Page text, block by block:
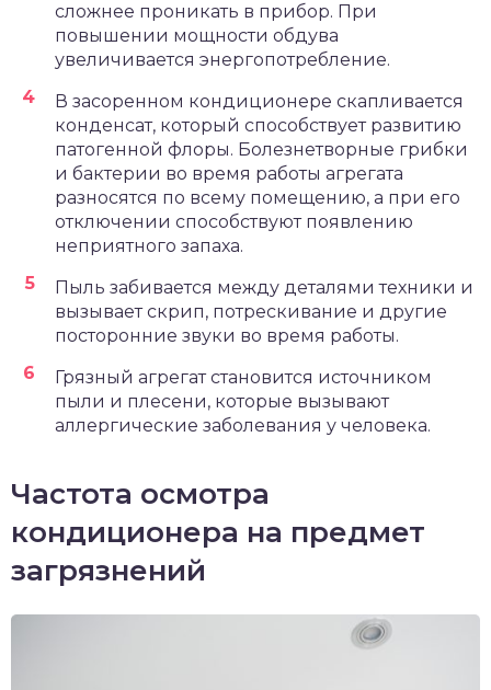
сложнее проникать в прибор. При
повышении мощности обдува
увеличивается энергопотребление.
В засоренном кондиционере скапливается
конденсат, который способствует развитию
патогенной флоры. Болезнетворные грибки
и бактерии во время работы агрегата
разносятся по всему помещению, а при его
отключении способствуют появлению
неприятного запаха.
Пыль забивается между деталями техники и
вызывает скрип, потрескивание и другие
посторонние звуки во время работы.
Грязный агрегат становится источником
пыли и плесени, которые вызывают
аллергические заболевания у человека.
Частота осмотра
кондиционера на предмет
загрязнений